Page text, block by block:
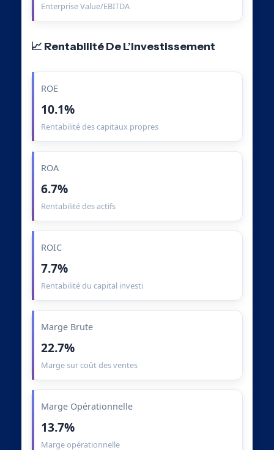
Enterprise Value/EBITDA
📈 Rentabilité De L’Investissement
ROE
10.1%
Rentabilité des capitaux propres
ROA
6.7%
Rentabilité des actifs
ROIC
7.7%
Rentabilité du capital investi
Marge Brute
22.7%
Marge sur coût des ventes
Marge Opérationnelle
13.7%
Marge opérationnelle